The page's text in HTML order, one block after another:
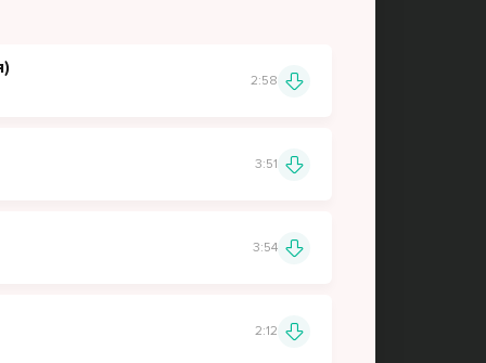
2:58
3:51
3:54
2:12